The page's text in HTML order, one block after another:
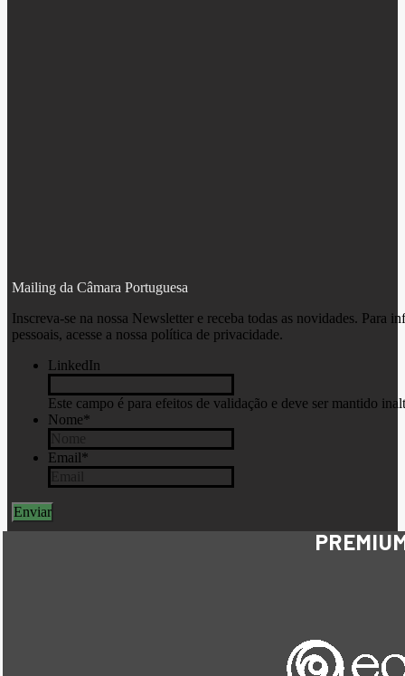
Mailing da Câmara Portuguesa
Inscreva-se na nossa Newsletter e receba todas as novidades. Para
pessoais, acesse a nossa política de privacidade.
LinkedIn
Este campo é para efeitos de validação e deve ser mantido
Nome*
Email*